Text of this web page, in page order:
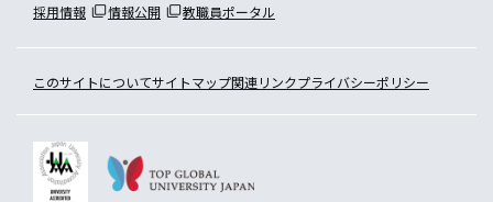
採用情報
情報公開 教職員ポータル
このサイトについてサイトマップ関連リンクプライバシーポリシー